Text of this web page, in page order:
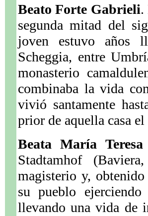
Beato Forte Gabrieli.
segunda mitad del
joven estuvo años
Scheggia, entre
monasterio
combinaba la vida
vivió santamente
prior de aquella casa
Beata María
Stadtamhof
magisterio y,
su pueblo
llevando una vida de